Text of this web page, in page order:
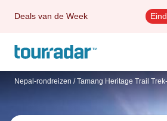
Deals van de Week
Nepal-rondreizen / Tamang Heritage Trail